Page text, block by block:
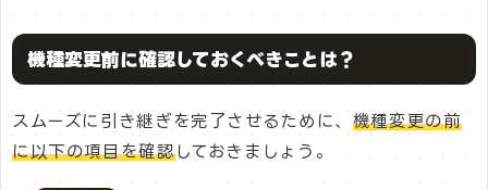
機種変更前に確認しておくべきことは？
スムーズに引き継ぎを完了させるために、 機種変更の前
に以下の項目を確認しておきましょう。